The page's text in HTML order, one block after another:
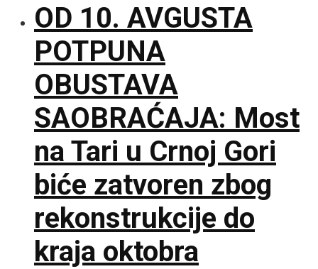
OD 10. AVGUSTA
POTPUNA
OBUSTAVA
SAOBRAĆAJA: Most
na Tari u Crnoj Gori
biće zatvoren zbog
rekonstrukcije do
kraja oktobra